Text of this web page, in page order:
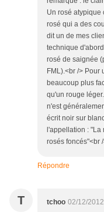
Un rosé atypique
rosé qui a des
dit un de mes
technique
rosé de saignée
FML).<br /> Pour
beaucoup plus
qu'un rouge
n'est
écrit noir sur
l'appellation :
rosés foncés"<br
Répondre
T tchoo 02/12/